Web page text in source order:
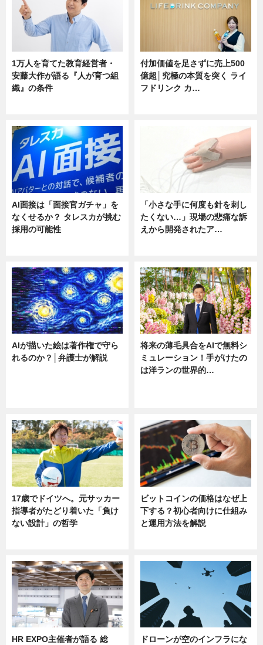
1万人を育てた教育経営者・
安藤大作が語る『人が育つ組
織』の条件
付加価値を足さずに売上500
億超│究極の本質を突く ライ
フドリンク カ…
AI面接は「面接官ガチャ」を
なくせるか？ タレスカが挑む
採用の可能性
「小さな手に何度も針を刺し
たくない…」現場の悲痛な訴
えから開発されたア…
AIが描いた絵は著作権で守ら
れるのか？│弁護士が解説
将来の薄毛具合をAIで無料シ
ミュレーション！手がけたの
は洋ランの世界的…
17歳でドイツへ。元サッカー
指導者がたどり着いた「負け
ない設計」の哲学
ビットコインの価格はなぜ上
下する？初心者向けに仕組み
と運用方法を解説
HR EXPO主催者が語る 総 ドローンが空のインフラにな